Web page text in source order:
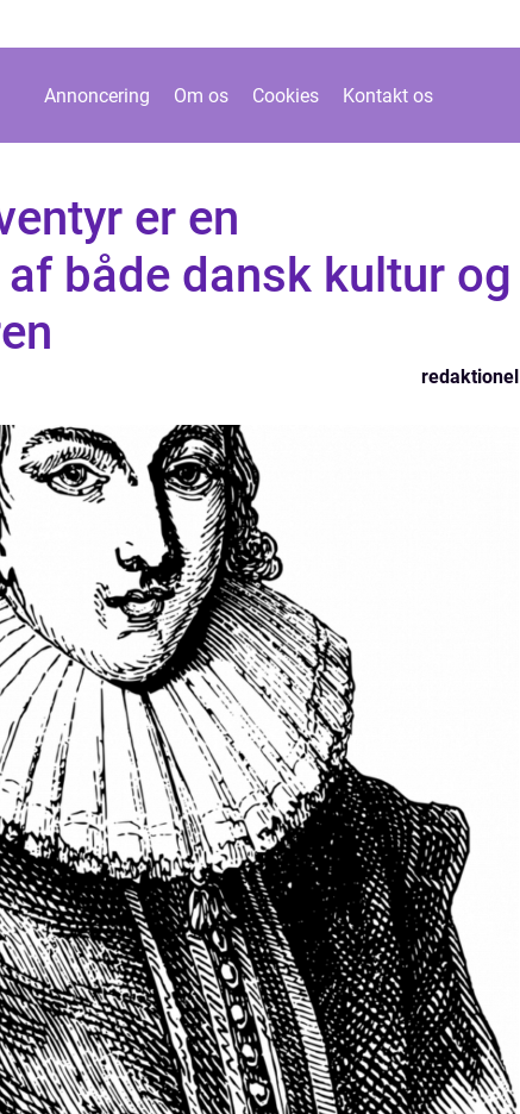
Annoncering Om os Cookies Kontakt os
er en
både dansk kultur og
redaktionel